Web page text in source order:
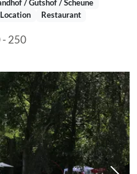
/ Gutshof / Scheune
Restaurant
- 250